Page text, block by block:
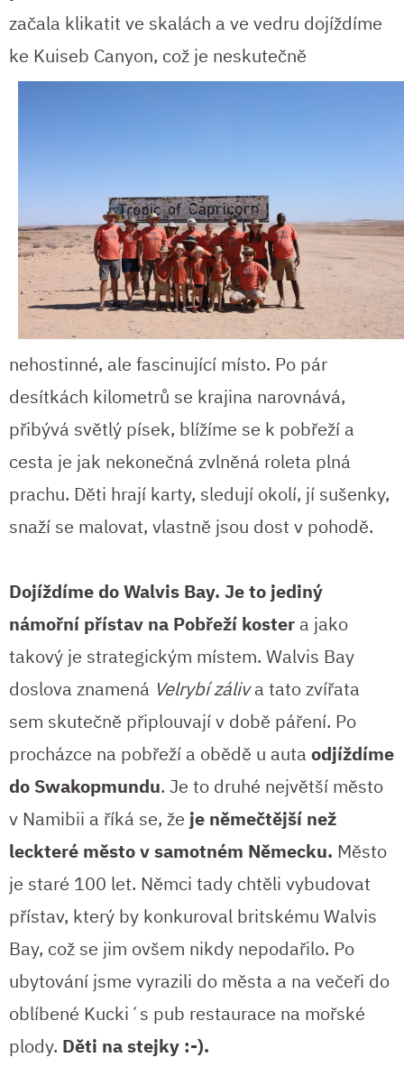
začala klikatit ve skalách a ve vedru dojíždíme
ke Kuiseb Canyon, což je neskutečně
nehostinné, ale fascinující místo. Po pár
desítkách kilometrů se krajina narovnává,
přibývá světlý písek, blížíme se k pobřeží a
cesta je jak nekonečná zvlněná roleta plná
prachu. Děti hrají karty, sledují okolí, jí sušenky,
snaží se malovat, vlastně jsou dost v pohodě.
Dojíždíme do Walvis Bay. Je to jediný
námořní přístav na Pobřeží koster a jako
takový je strategickým místem. Walvis Bay
doslova znamená Velrybí záliva tato zvířata
sem skutečně připlouvají v době páření. Po
procházce na pobřeží a obědě u auta odjíždíme
do Swakopmundu. Je to druhé největší město
v Namibii a říká se, že je němečtější než
leckteré město v samotném Německu. Město
je staré 100 let. Němci tady chtěli vybudovat
přístav, který by konkuroval britskému Walvis
Bay, což se jim ovšem nikdy nepodařilo. Po
ubytování jsme vyrazili do města a na večeři do
oblíbené Kucki´s pub restaurace na mořské
plody. Děti na stejky :-).